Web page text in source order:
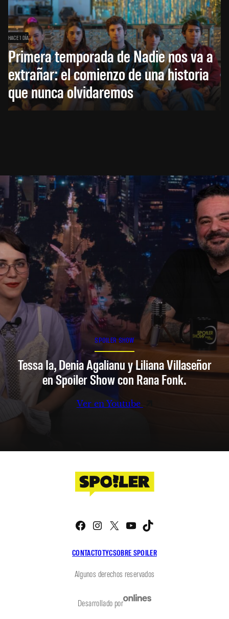
HACE 1 DÍA
Primera temporada de Nadie nos va a
extrañar: el comienzo de una historia
que nunca olvidaremos
SPOILER SHOW
Tessa Ia, Denia Agalianu y Liliana Villaseñor
en Spoiler Show con Rana Fonk.
Ver en Youtube
CONTACTOTYCSOBRE SPOILER
Facebook
Instagram
X YouTube
Algunos derechos reservados
Desarrollado por